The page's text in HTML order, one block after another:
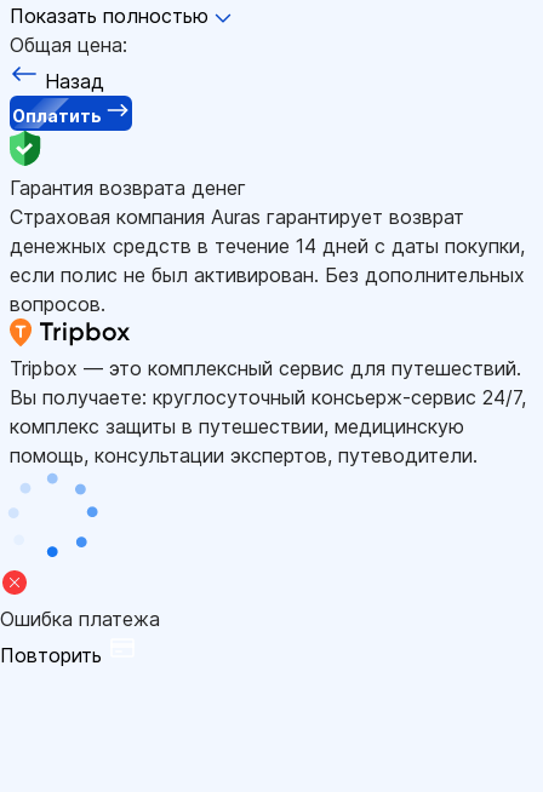
Показать полностью
Общая цена:
Назад
Оплатить
Гарантия возврата денег
Страховая компания Auras гарантирует возврат
денежных средств в течение 14 дней с даты покупки,
если полис не был активирован. Без дополнительных
вопросов.
Tripbox — это комплексный сервис для путешествий.
Вы получаете: круглосуточный консьерж-сервис 24/7,
комплекс защиты в путешествии, медицинскую
помощь, консультации экспертов, путеводители.
Ошибка платежа
Повторить